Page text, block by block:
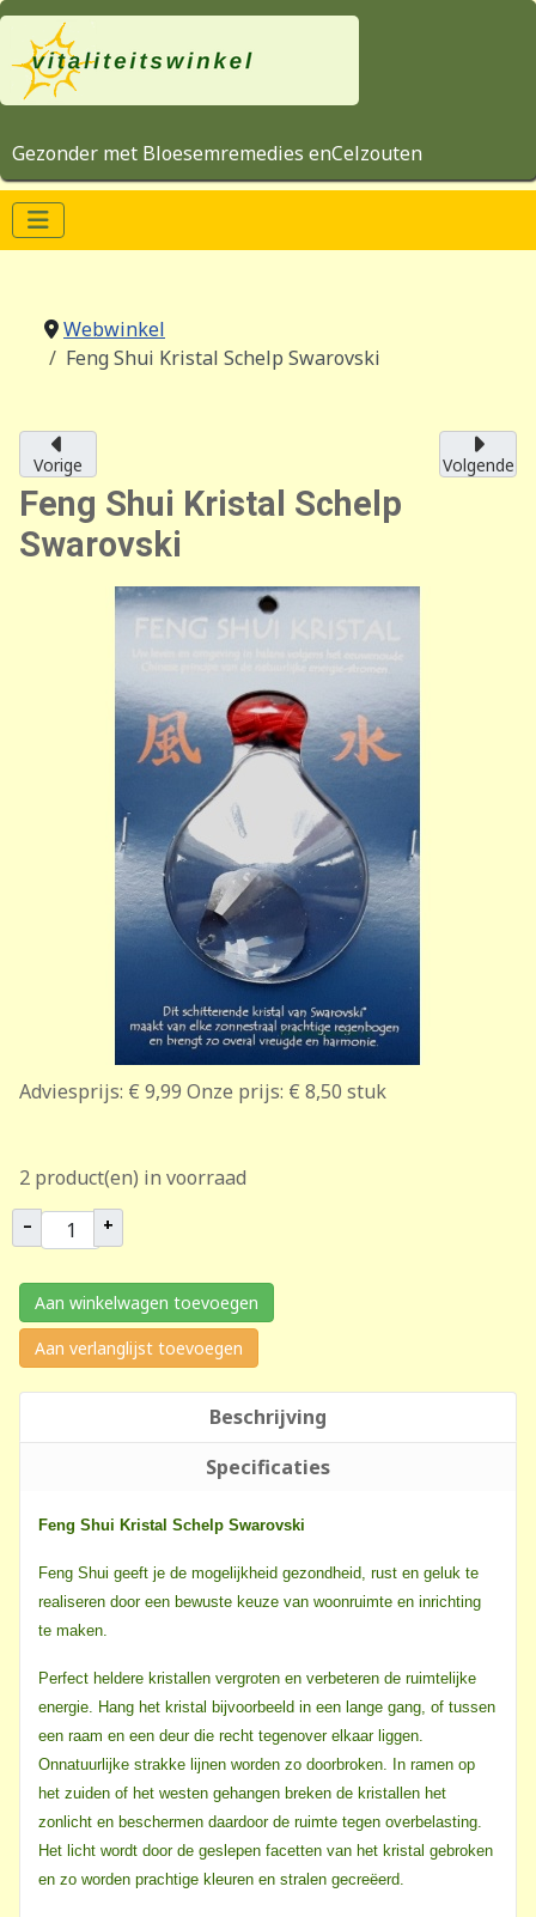
Gezonder met Bloesemremedies enCelzouten
Webwinkel
Feng Shui Kristal Schelp Swarovski
Vorige Volgende
Feng Shui Kristal Schelp
Swarovski
Adviesprijs: € 9,99 Onze prijs: € 8,50 stuk
2 product(en) in voorraad
– +
Aan winkelwagen toevoegen
Aan verlanglijst toevoegen
Beschrijving
Specificaties
Feng Shui Kristal Schelp Swarovski
Feng Shui geeft je de mogelijkheid gezondheid, rust en geluk te
realiseren door een bewuste keuze van woonruimte en inrichting
te maken.
Perfect heldere kristallen vergroten en verbeteren de ruimtelijke
energie. Hang het kristal bijvoorbeeld in een lange gang, of tussen
een raam en een deur die recht tegenover elkaar liggen.
Onnatuurlijke strakke lijnen worden zo doorbroken. In ramen op
het zuiden of het westen gehangen breken de kristallen het
zonlicht en beschermen daardoor de ruimte tegen overbelasting.
Het licht wordt door de geslepen facetten van het kristal gebroken
en zo worden prachtige kleuren en stralen gecreëerd.